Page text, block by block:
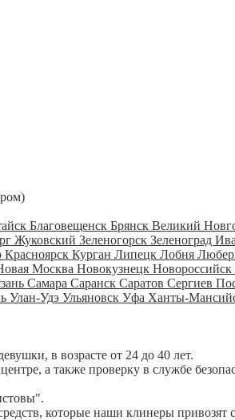
Благовещенск Брянск Великий
Жуковский Зеленогорск Зеленоград
Красноярск Курган Липецк Лобня
Москва Новокузнецк Новороссийск
Самара Саранск Саратов Сергиев
Улан-Удэ Ульяновск Уфа Ханты-
в возрасте от 24 до 40 лет.
а также проверку в службе
которые наши клинеры привозят